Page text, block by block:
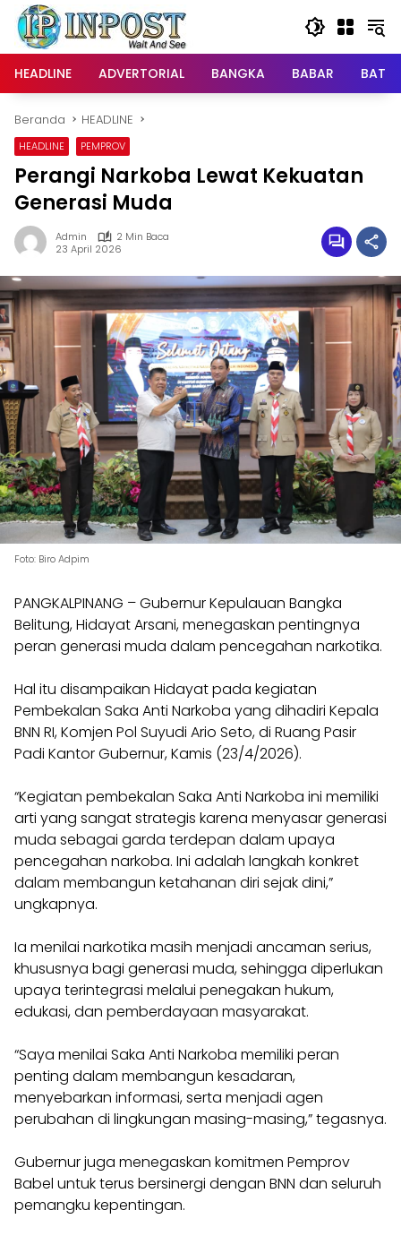
Langsung
konten
HEADLINE
ADVERTORIAL BANGKA BABAR
Beranda HEADLINE
HEADLINE PEMPROV
Perangi Narkoba Lewat Kekuatan
Generasi Muda
Admin
2 Min Baca
23 April 2026
Foto: Biro Adpim
PANGKALPINANG – Gubernur Kepulauan Bangka
Belitung, Hidayat Arsani, menegaskan pentingnya
peran generasi muda dalam pencegahan narkotika.
Hal itu disampaikan Hidayat pada kegiatan
Pembekalan Saka Anti Narkoba yang dihadiri Kepala
BNN RI, Komjen Pol Suyudi Ario Seto, di Ruang Pasir
Padi Kantor Gubernur, Kamis (23/4/2026).
“Kegiatan pembekalan Saka Anti Narkoba ini memiliki
arti yang sangat strategis karena menyasar generasi
muda sebagai garda terdepan dalam upaya
pencegahan narkoba. Ini adalah langkah konkret
dalam membangun ketahanan diri sejak dini,”
ungkapnya.
Ia menilai narkotika masih menjadi ancaman serius,
khususnya bagi generasi muda, sehingga diperlukan
upaya terintegrasi melalui penegakan hukum,
edukasi, dan pemberdayaan masyarakat.
“Saya menilai Saka Anti Narkoba memiliki peran
penting dalam membangun kesadaran,
menyebarkan informasi, serta menjadi agen
perubahan di lingkungan masing-masing,” tegasnya.
Gubernur juga menegaskan komitmen Pemprov
Babel untuk terus bersinergi dengan BNN dan seluruh
pemangku kepentingan.